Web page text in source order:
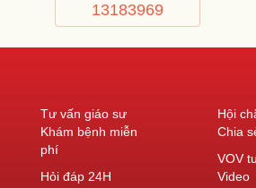
13183969
Tư vấn giáo sư
Khám bệnh miễn
phí
Hỏi đáp 24H
Hội
Chia
VOV
Video